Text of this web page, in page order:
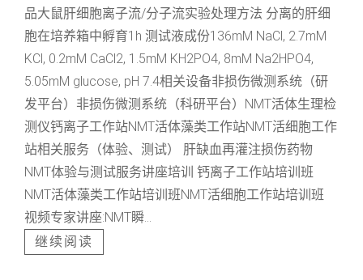
品大鼠肝细胞离子流/分子流实验处理方法 分离的肝细
胞在培养箱中孵育1h 测试液成份136mM NaCl, 2.7mM
KCl, 0.2mM CaCl2, 1.5mM KH2PO4, 8mM Na2HPO4,
5.05mM glucose, pH 7.4相关设备非损伤微测系统（研
发平台）非损伤微测系统（科研平台）NMT活体生理检
测仪钙离子工作站NMT活体藻类工作站NMT活细胞工作
站相关服务（体验、测试） 肝缺血再灌注损伤药物
NMT体验与测试服务讲座培训 钙离子工作站培训班
NMT活体藻类工作站培训班NMT活细胞工作站培训班
视频专家讲座:NMT瞬...
继续阅读